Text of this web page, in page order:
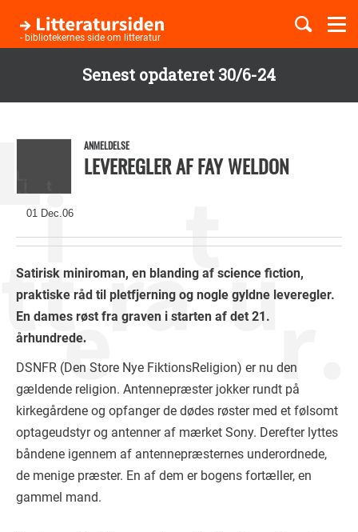
Senest opdateret 30/6-24
hovedindhold
- bibliotekernes side om litteratur
Børnebøger
01 Dec.06
ANMELDELSE
LEVEREGLER AF FAY WELDON
Satirisk miniroman, en blanding af science fiction,
praktiske råd til pletfjerning og nogle gyldne leveregler.
En dames røst fra graven i starten af det 21.
århundrede.
DSNFR (Den Store Nye FiktionsReligion) er nu den
gældende religion. Antennepræster jokker rundt på
kirkegårdene og opfanger de dødes røster med et følsomt
optageudstyr og antenner af mærket Sony. Derefter lyttes
båndene igennem af antennepræsternes underordnede,
de menige præster. En af dem er bogens fortæller, en
gammel mand.